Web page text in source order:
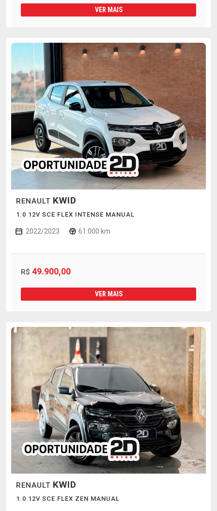
VER MAIS
RENAULT KWID
1.0 12V SCE FLEX INTENSE MANUAL
2022/2023 61.000 km
R$ 49.900,00
VER MAIS
RENAULT KWID
1.0 12V SCE FLEX ZEN MANUAL